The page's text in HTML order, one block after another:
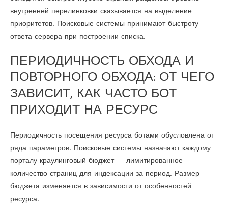
внутренней перелинковки сказывается на выделение
приоритетов. Поисковые системы принимают быстроту
ответа сервера при построении списка.
ПЕРИОДИЧНОСТЬ ОБХОДА И
ПОВТОРНОГО ОБХОДА: ОТ ЧЕГО
ЗАВИСИТ, КАК ЧАСТО БОТ
ПРИХОДИТ НА РЕСУРС
Периодичность посещения ресурса ботами обусловлена от
ряда параметров. Поисковые системы назначают каждому
порталу краулинговый бюджет — лимитированное
количество страниц для индексации за период. Размер
бюджета изменяется в зависимости от особенностей
ресурса.